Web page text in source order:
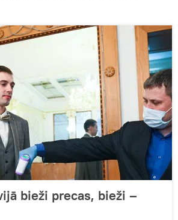
bieži precas, bieži –